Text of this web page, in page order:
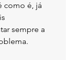
como é, já
sempre a